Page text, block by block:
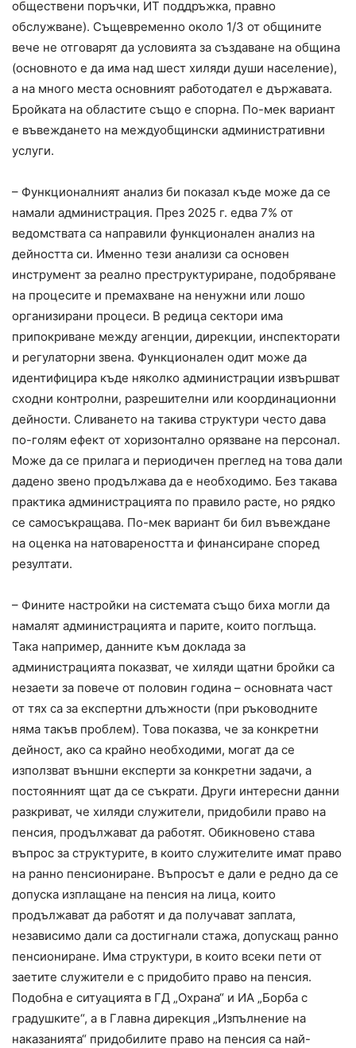
обществени поръчки, ИТ поддръжка, правно
обслужване). Същевременно около 1/3 от общините
вече не отговарят да условията за създаване на община
(основното е да има над шест хиляди души население),
а на много места основният работодател е държавата.
Бройката на областите също е спорна. По-мек вариант
е въвеждането на междуобщински административни
услуги.
– Функционалният анализ би показал къде може да се
намали администрация. През 2025 г. едва 7% от
ведомствата са направили функционален анализ на
дейността си. Именно тези анализи са основен
инструмент за реално преструктуриране, подобряване
на процесите и премахване на ненужни или лошо
организирани процеси. В редица сектори има
припокриване между агенции, дирекции, инспекторати
и регулаторни звена. Функционален одит може да
идентифицира къде няколко администрации извършват
сходни контролни, разрешителни или координационни
дейности. Сливането на такива структури често дава
по-голям ефект от хоризонтално орязване на персонал.
Може да се прилага и периодичен преглед на това дали
дадено звено продължава да е необходимо. Без такава
практика администрацията по правило расте, но рядко
се самосъкращава. По-мек вариант би бил въвеждане
на оценка на натовареността и финансиране според
резултати.
– Фините настройки на системата също биха могли да
намалят администрацията и парите, които поглъща.
Така например, данните към доклада за
администрацията показват, че хиляди щатни бройки са
незаети за повече от половин година – основната част
от тях са за експертни длъжности (при ръководните
няма такъв проблем). Това показва, че за конкретни
дейност, ако са крайно необходими, могат да се
използват външни експерти за конкретни задачи, а
постоянният щат да се съкрати. Други интересни данни
разкриват, че хиляди служители, придобили право на
пенсия, продължават да работят. Обикновено става
въпрос за структурите, в които служителите имат право
на ранно пенсиониране. Въпросът е дали е редно да се
допуска изплащане на пенсия на лица, които
продължават да работят и да получават заплата,
независимо дали са достигнали стажа, допускащ ранно
пенсиониране. Има структури, в които всеки пети от
заетите служители е с придобито право на пенсия.
Подобна е ситуацията в ГД „Охрана“ и ИА „Борба с
градушките“, а в Главна дирекция „Изпълнение на
наказанията“ придобилите право на пенсия са най-